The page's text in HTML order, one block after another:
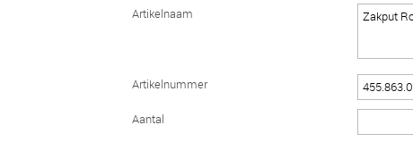
Artikelnaam
Artikelnummer
Aantal